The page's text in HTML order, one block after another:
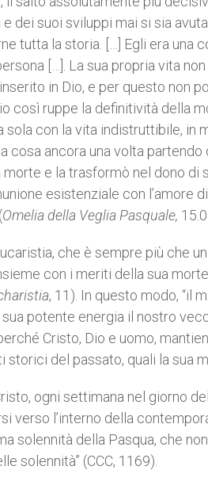
dei suoi sviluppi mai si sia
tutta la storia. […] Egli era una
[…]. La sua propria vita
in Dio, e per questo non
così ruppe la definitività della
con la vita indistruttibile, in
ancora una volta partendo
e la trasformò nel dono di
esistenziale con l’amore
Omelia della Veglia Pasquale,
che è sempre più che
con i meriti della sua
, 11). In questo modo, “il
potente energia il nostro
Cristo, Dio e uomo,
del passato, quali la sua
ogni settimana nel giorno
verso l’interno della
solennità della Pasqua, che
solennità” (CCC, 1169).